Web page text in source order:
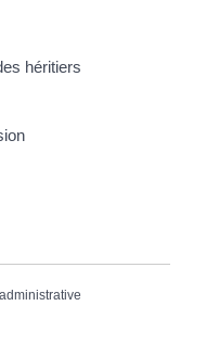
héritiers